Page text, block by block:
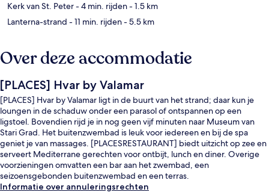
Kerk van St. Peter- 4 min. rijden- 1.5 km
Lanterna-strand - 11 min. rijden- 5.5 km
Over deze accommodatie
[PLACES] Hvar by Valamar
[PLACES] Hvar by Valamar ligt in de buurt van het strand; daar kun je
loungen in de schaduw onder een parasol of ontspannen op een
ligstoel. Bovendien rijd je in nog geen vijf minuten naar Museum van
Stari Grad. Het buitenzwembad is leuk voor iedereen en bij de spa
geniet je van massages. [PLACESRESTAURANT] biedt uitzicht op zee en
serveert Mediterrane gerechten voor ontbijt, lunch en diner. Overige
voorzieningen omvatten een bar aan het zwembad, een
seizoensgebonden buitenzwembad en een terras.
Informatie over annuleringsrechten